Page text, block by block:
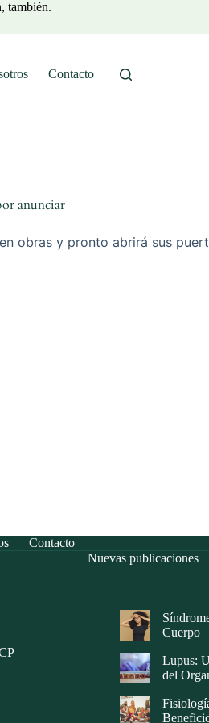
también.
Contacto
anunciar
obras y pronto abrirá sus
Contacto
Nuevas publicaciones
Cuerpo
Lupus:
del